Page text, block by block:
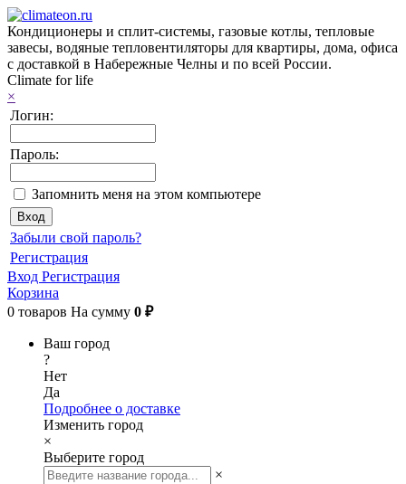
Кондиционеры и сплит-системы, газовые котлы, тепловые
завесы, водяные тепловентиляторы для квартиры, дома, офиса
с доставкой в Набережные Челны и по всей России.
Climate for life
×
Логин:
Пароль:
Запомнить меня на этом компьютере
Забыли свой пароль?
Регистрация
Вход Регистрация
Корзина
0 товаров На сумму 0 ₽
Ваш город
?
Нет
Да
Подробнее о доставке
Изменить город
×
Выберите город
×